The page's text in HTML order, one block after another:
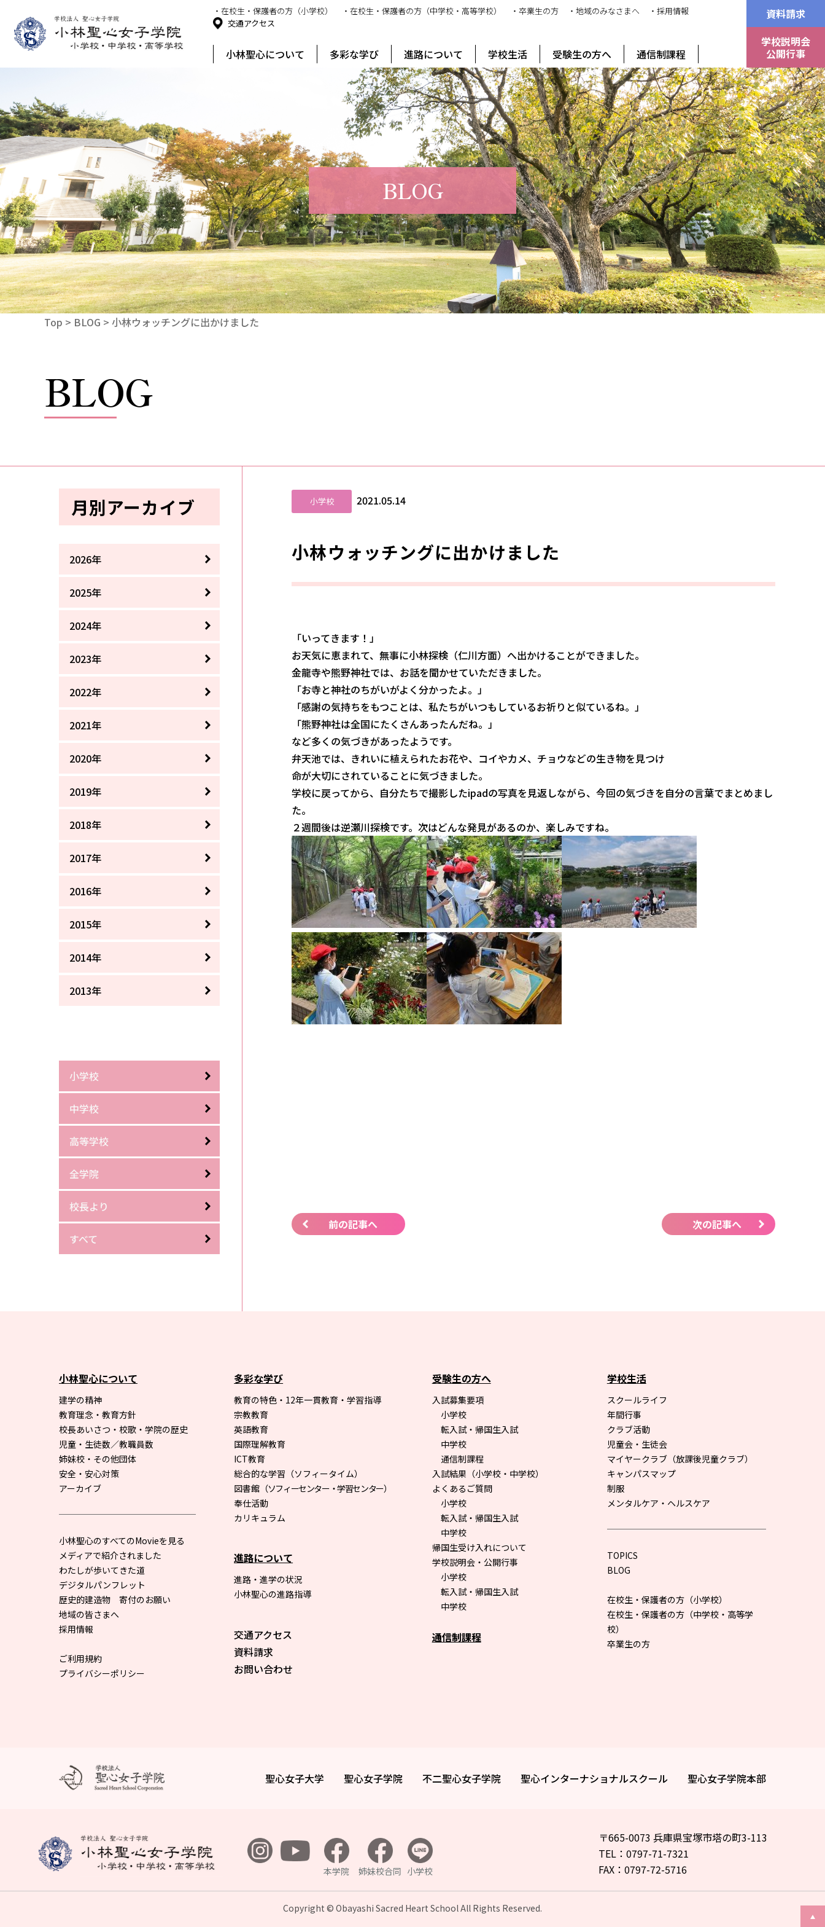
・在校生・保護者の方（小学校） ・在校生・保護者の方（中学校・高等学校） ・卒業生の方 ・地域のみなさまへ
・採用情報
交通アクセス
小林聖心について 多彩な学び 進路について 学校生活 受験生の方へ 通信制課程
資料請求
学校説明会
公開行事
BLOG
Top > BLOG > 小林ウォッチングに出かけました
BLOG
小学校 2021.05.14
小林ウォッチングに出かけました
「いってきます！」
お天気に恵まれて、無事に小林探検（仁川方面）へ出かけることができました。
金龍寺や熊野神社では、お話を聞かせていただきました。
「お寺と神社のちがいがよく分かったよ。」
「感謝の気持ちをもつことは、私たちがいつもしているお祈りと似ているね。」
「熊野神社は全国にたくさんあったんだね。」
など多くの気づきがあったようです。
弁天池では、きれいに植えられたお花や、コイやカメ、チョウなどの生き物を見つけ
命が大切にされていることに気づきました。
学校に戻ってから、自分たちで撮影したipadの写真を見返しながら、今回の気づきを自分の言葉でまとめまし
た。
２週間後は逆瀬川探検です。次はどんな発見があるのか、楽しみですね。
前の記事へ 次の記事へ
月別アーカイブ
2026年
2025年
2024年
2023年
2022年
2021年
2020年
2019年
2018年
2017年
2016年
2015年
2014年
2013年
小学校
中学校
高等学校
全学院
校長より
すべて
小林聖心について
建学の精神
教育理念・教育方針
校長あいさつ・校歌・学院の歴史
児童・生徒数／教職員数
姉妹校・その他団体
安全・安心対策
アーカイブ
小林聖心のすべてのMovieを見る
メディアで紹介されました
わたしが歩いてきた道
デジタルパンフレット
歴史的建造物 寄付のお願い
地域の皆さまへ
採用情報
ご利用規約
プライバシーポリシー
多彩な学び
教育の特色・12年一貫教育・学習指導
宗教教育
英語教育
国際理解教育
ICT教育
総合的な学習（ソフィータイム）
図書館 （ソフィーセンター・学習センター）
奉仕活動
カリキュラム
進路について
進路・進学の状況
小林聖心の進路指導
交通アクセス
資料請求
お問い合わせ
受験生の方へ
入試募集要項
小学校
転入試・帰国生入試
中学校
通信制課程
入試結果（小学校・中学校）
よくあるご質問
小学校
転入試・帰国生入試
中学校
帰国生受け入れについて
学校説明会・公開行事
小学校
転入試・帰国生入試
中学校
通信制課程
学校生活
スクールライフ
年間行事
クラブ活動
児童会・生徒会
マイヤークラブ（放課後児童クラブ）
キャンパスマップ
制服
メンタルケア・ヘルスケア
TOPICS
BLOG
在校生・保護者の方（小学校）
在校生・保護者の方（中学校・高等学
校）
卒業生の方
聖心女子大学 聖心女子学院 不二聖心女子学院 聖心インターナショナルスクール 聖心女子学院本部
本学院 姉妹校合同 小学校
〒665-0073 兵庫県宝塚市塔の町3-113
TEL：0797-71-7321
FAX：0797-72-5716
Copyright © Obayashi Sacred Heart School All Rights Reserved.